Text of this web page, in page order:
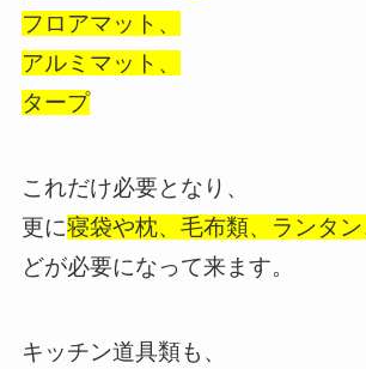
フロアマット、
アルミマット、
タープ
これだけ必要となり、
更に寝袋や枕、毛布類、ランタ
どが必要になって来ます。
キッチン道具類も、